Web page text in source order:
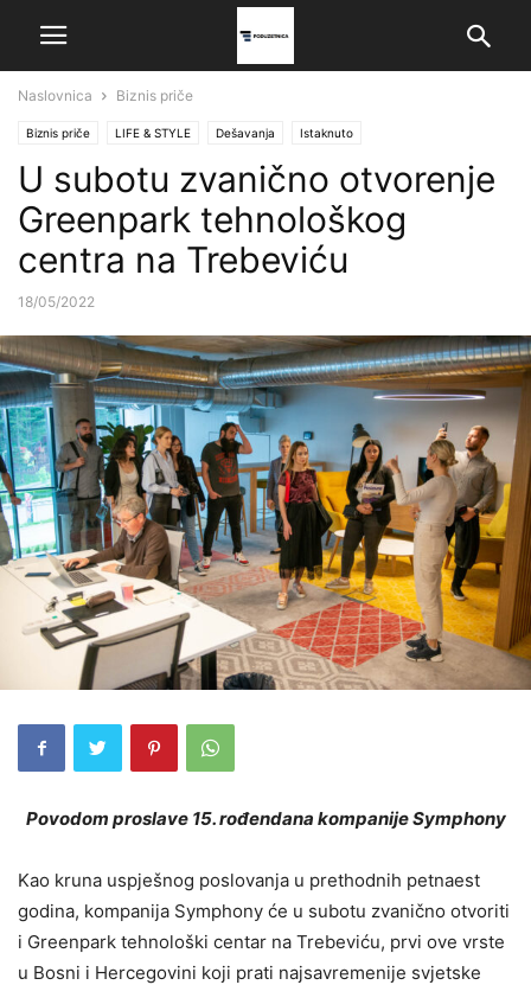
Naslovnica Biznis priče
Biznis priče LIFE & STYLE Dešavanja Istaknuto
U subotu zvanično otvorenje
Greenpark tehnološkog
centra na Trebeviću
18/05/2022
Povodom proslave 15. rođendana kompanije Symphony
Kao kruna uspješnog poslovanja u prethodnih petnaest
godina, kompanija Symphony će u subotu zvanično otvoriti
i Greenpark tehnološki centar na Trebeviću, prvi ove vrste
u Bosni i Hercegovini koji prati najsavremenije svjetske